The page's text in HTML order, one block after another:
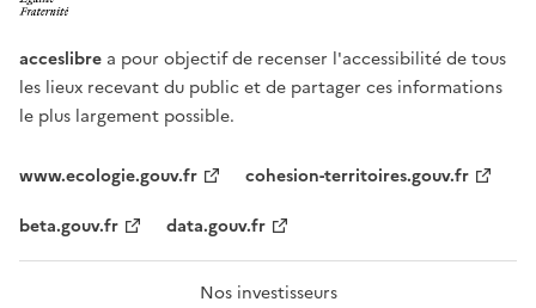
acceslibre a pour objectif de recenser l'accessibilité de tous
les lieux recevant du public et de partager ces informations
le plus largement possible.
www.ecologie.gouv.fr
cohesion-territoires.gouv.fr
beta.gouv.fr
data.gouv.fr
Nos investisseurs